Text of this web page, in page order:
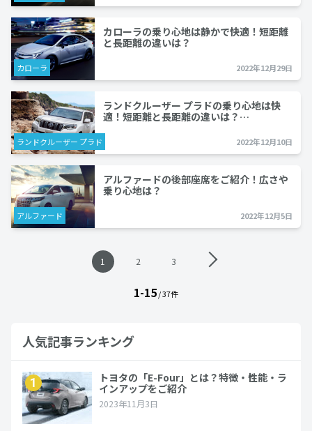
カローラ
カローラの乗り心地は静かで快適！短距離
と長距離の違いは？
2022年12月29日
ランドクルーザー プラド
ランドクルーザー プラドの乗り心地は快
適！短距離と長距離の違いは？…
2022年12月10日
アルファード
アルファードの後部座席をご紹介！広さや
乗り心地は？
2022年12月5日
ン
1 2 3
1-15/ 37件
人気記事ランキング